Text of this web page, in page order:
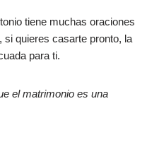
tiene muchas oraciones
si quieres casarte pronto, la
para ti.
el matrimonio es una